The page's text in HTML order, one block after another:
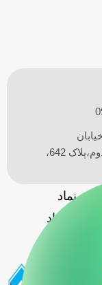
صابونیان،پاساژ الماس بلورین،طبقه دوم،پلاک 642،
نماد
اعتماد